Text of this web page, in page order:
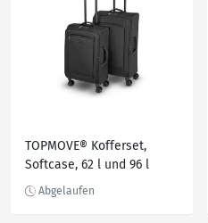
TOPMOVE® Kofferset,
Softcase, 62 l und 96 l